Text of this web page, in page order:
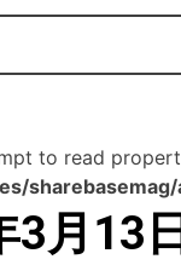
to read
3月13日